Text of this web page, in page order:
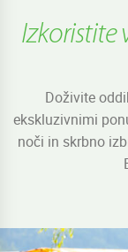
Izkoristite
Doživite
ekskluzivnimi
noči in skrbno